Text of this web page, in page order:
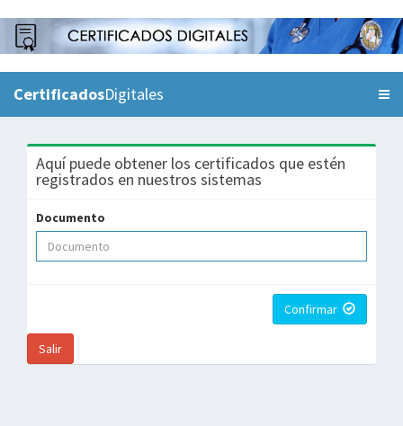
CertificadosDigitales
Aquí puede obtener los certificados que estén
registrados en nuestros sistemas
Documento
Confirmar
Salir